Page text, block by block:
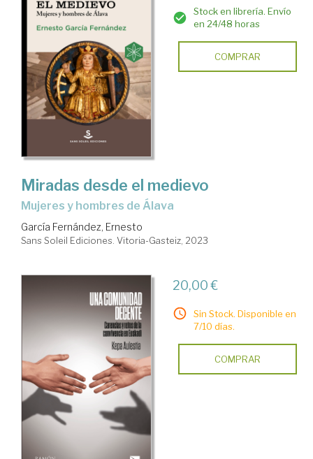
Stock en librería. Envío
en 24/48 horas
COMPRAR
Miradas desde el medievo
Mujeres y hombres de Álava
García Fernández, Ernesto
Sans Soleil Ediciones. Vitoria-Gasteiz, 2023
20,00 €
Sin Stock. Disponible en
7/10 días.
COMPRAR